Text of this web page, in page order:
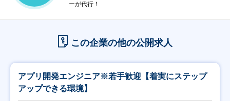
ーが代行！
この企業の他の公開求人
アプリ開発エンジニア※若手歓迎【着実にステップ
アップできる環境】